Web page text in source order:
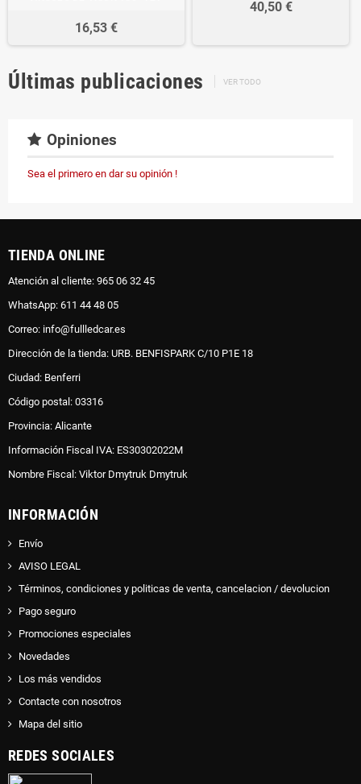
16,53 €
40,50 €
Últimas publicaciones VER TODO
Opiniones
Sea el primero en dar su opinión !
TIENDA ONLINE
Atención al cliente: 965 06 32 45
WhatsApp: 611 44 48 05
Correo: info@fullledcar.es
Dirección de la tienda: URB. BENFISPARK C/10 P1E 18
Ciudad: Benferri
Código postal: 03316
Provincia: Alicante
Información Fiscal IVA: ES30302022M
Nombre Fiscal: Viktor Dmytruk Dmytruk
INFORMACIÓN
Envío
AVISO LEGAL
Términos, condiciones y politicas de venta, cancelacion / devolucion
Pago seguro
Promociones especiales
Novedades
Los más vendidos
Contacte con nosotros
Mapa del sitio
REDES SOCIALES